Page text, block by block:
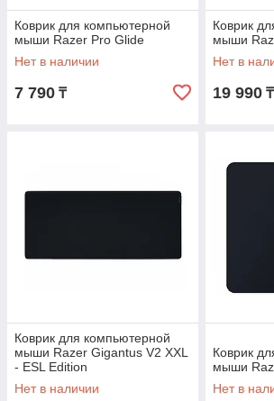
Коврик для компьютерной
мыши Razer Pro Glide
Нет в наличии
7 790 ₸
Коврик
мыши
Нет в
19 990 ₸
Коврик для компьютерной
мыши Razer Gigantus V2 XXL
- ESL Edition
Нет в наличии
Коврик
мыши
Нет в